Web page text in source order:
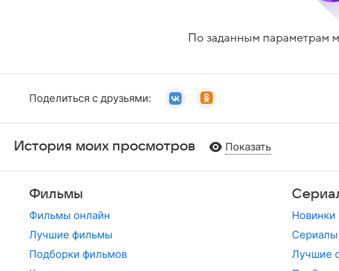
По заданным параметрам
Поделиться с друзьями:
История моих просмотров Показать
Фильмы
Фильмы онлайн
Лучшие фильмы
Подборки фильмов
Новинки
Сериалы
Лучшие